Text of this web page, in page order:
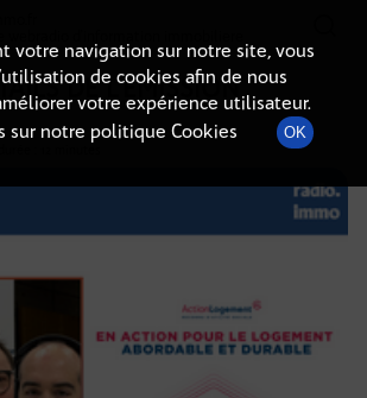
DE L'ÉMISSION
votre navigation sur notre site, vous
de cookies afin de nous
votre expérience utilisateur.
sur notre politique Cookies
OK